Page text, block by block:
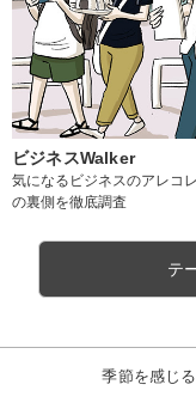
ビジネスWalker
気になるビジネスのアレコ
の裏側を徹底調査
テ
季節を感じ